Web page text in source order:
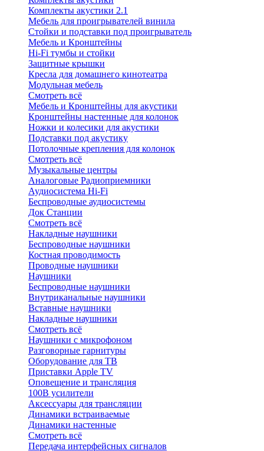
Комплекты акустики 2.1
Мебель для проигрывателей винила
Стойки и подставки под проигрыватель
Мебель и Кронштейны
Hi-Fi тумбы и стойки
Защитные крышки
Кресла для домашнего кинотеатра
Модульная мебель
Смотреть всё
Мебель и Кронштейны для акустики
Кронштейны настенные для колонок
Ножки и колесики для акустики
Подставки под акустику
Потолочные крепления для колонок
Смотреть всё
Музыкальные центры
Аналоговые Радиоприемники
Аудиосистема Hi-Fi
Беспроводные аудиосистемы
Док Станции
Смотреть всё
Накладные наушники
Беспроводные наушники
Костная проводимость
Проводные наушники
Наушники
Беспроводные наушники
Внутриканальные наушники
Вставные наушники
Накладные наушники
Смотреть всё
Наушники с микрофоном
Разговорные гарнитуры
Оборудование для ТВ
Приставки Apple TV
Оповещение и трансляция
100В усилители
Аксессуары для трансляции
Динамики встраиваемые
Динамики настенные
Смотреть всё
Передача интерфейсных сигналов